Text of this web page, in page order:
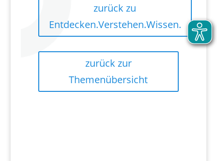
zurück zu
Entdecken.Verstehen.Wissen.
zurück zur
Themenübersicht